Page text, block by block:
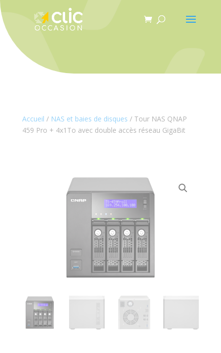
Accueil / NAS et baies de disques / Tour NAS QNAP
459 Pro + 4x1To avec double accès réseau GigaBit
Panneau de gestion des cookies